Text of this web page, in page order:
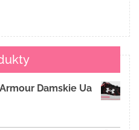
Damskie Ua